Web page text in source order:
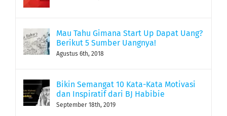
Mau Tahu Gimana Start Up Dapat Uang?
Berikut 5 Sumber Uangnya!
Agustus 6th, 2018
Bikin Semangat 10 Kata-Kata Motivasi
dan Inspiratif dari BJ Habibie
September 18th, 2019